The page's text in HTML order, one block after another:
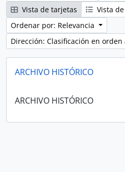
Vista de tarjetas
Vista
Ordenar por: Relevancia
Dirección: Clasificación en
ARCHIVO HISTÓRICO
ARCHIVO HISTÓRICO